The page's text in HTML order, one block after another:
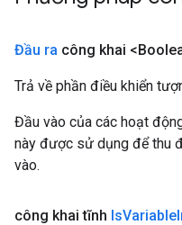
Đầu ra công khai
Trả về phần điều khiển
Đầu vào của các hoạt
này được sử dụng để thu
vào.
công khai tĩnh IsVariable